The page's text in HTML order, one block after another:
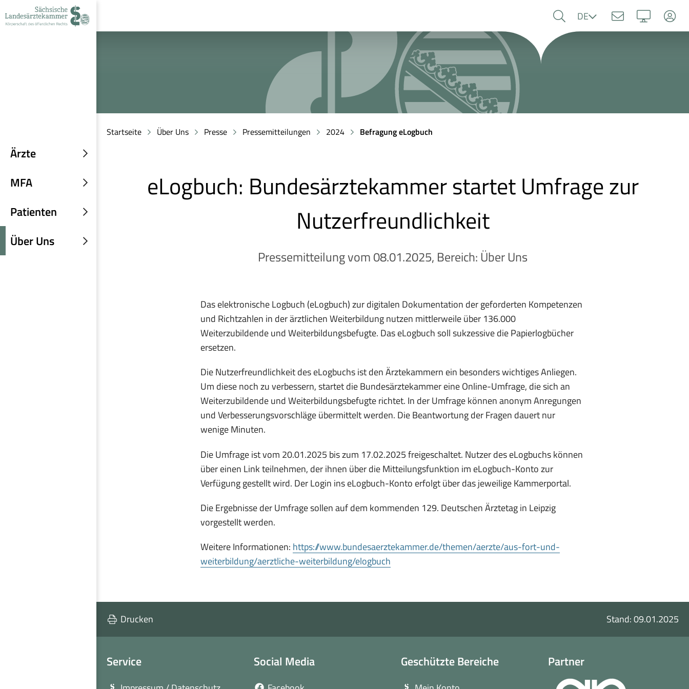
Navigation
Suche
Inhalt
Ärzte
Untermenü
MFA
Untermenü
Patienten
Untermenü
Über Uns
Untermenü
Sprache
DE
Startseite Über Uns Presse Pressemitteilungen 2024 Befragung eLogbuch
eLogbuch: Bundesärztekammer startet Umfrage zur
Nutzerfreundlichkeit
Pressemitteilung vom 08.01.2025, Bereich: Über Uns
Das elektronische Logbuch (eLogbuch) zur digitalen Dokumentation der geforderten Kompetenzen
und Richtzahlen in der ärztlichen Weiterbildung nutzen mittlerweile über 136.000
Weiterzubildende und Weiterbildungsbefugte. Das eLogbuch soll sukzessive die Papierlogbücher
ersetzen.
Die Nutzerfreundlichkeit des eLogbuchs ist den Ärztekammern ein besonders wichtiges Anliegen.
Um diese noch zu verbessern, startet die Bundesärztekammer eine Online-Umfrage, die sich an
Weiterzubildende und Weiterbildungsbefugte richtet. In der Umfrage können anonym Anregungen
und Verbesserungsvorschläge übermittelt werden. Die Beantwortung der Fragen dauert nur
wenige Minuten.
Die Umfrage ist vom 20.01.2025 bis zum 17.02.2025 freigeschaltet. Nutzer des eLogbuchs können
über einen Link teilnehmen, der ihnen über die Mitteilungsfunktion im eLogbuch-Konto zur
Verfügung gestellt wird. Der Login ins eLogbuch-Konto erfolgt über das jeweilige Kammerportal.
Die Ergebnisse der Umfrage sollen auf dem kommenden 129. Deutschen Ärztetag in Leipzig
vorgestellt werden.
Weitere Informationen: https://www.bundesaerztekammer.de/themen/aerzte/aus-fort-und-
weiterbildung/aerztliche-weiterbildung/elogbuch
Fenster)
Drucken
Stand: 09.01.2025
Service Social Media Geschützte Bereiche Partner